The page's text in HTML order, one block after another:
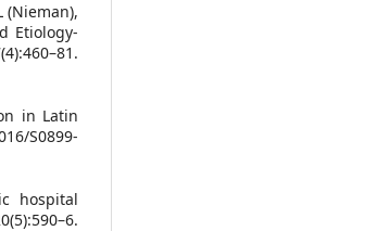
(Nieman),
Etiology-
in Latin
S0899-
hospital